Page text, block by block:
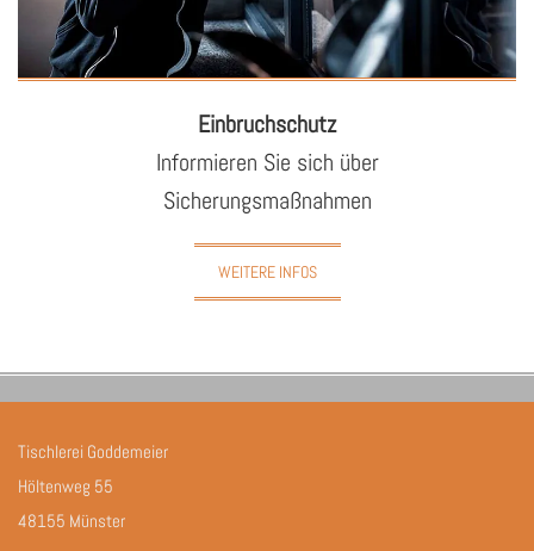
Ein­bruch­schutz
In­for­mie­ren Sie sich über
Si­che­rungs­maß­nah­men
WEITERE INFOS
Tischlerei Goddemeier
Höltenweg 55
48155 Münster